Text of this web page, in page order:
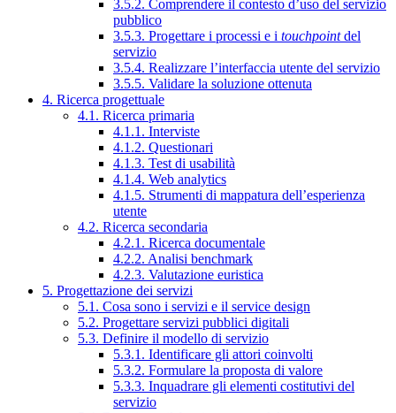
3.5.2. Comprendere il contesto d’uso del servizio
pubblico
3.5.3. Progettare i processi e i touchpointdel
servizio
3.5.4. Realizzare l’interfaccia utente del servizio
3.5.5. Validare la soluzione ottenuta
4. Ricerca progettuale
4.1. Ricerca primaria
4.1.1. Interviste
4.1.2. Questionari
4.1.3. Test di usabilità
4.1.4. Web analytics
4.1.5. Strumenti di mappatura dell’esperienza
utente
4.2. Ricerca secondaria
4.2.1. Ricerca documentale
4.2.2. Analisi benchmark
4.2.3. Valutazione euristica
5. Progettazione dei servizi
5.1. Cosa sono i servizi e il service design
5.2. Progettare servizi pubblici digitali
5.3. Definire il modello di servizio
5.3.1. Identificare gli attori coinvolti
5.3.2. Formulare la proposta di valore
5.3.3. Inquadrare gli elementi costitutivi del
servizio